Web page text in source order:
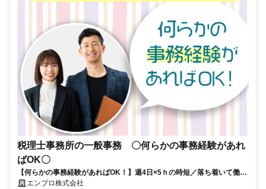
税理士事務所の一般事務 〇何らかの事務経験があれ
ばOK〇
【何らかの事務経験があればOK！】週4日×5ｈの時短／落ち着いて働け
る職場です＠岐南駅そば＊車・自転車可
エンプロ株式会社